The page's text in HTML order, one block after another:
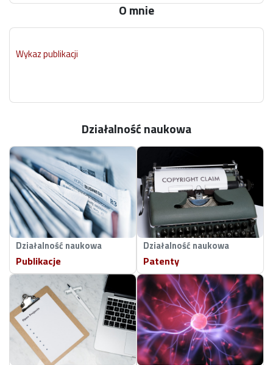
O mnie
Wykaz publikacji
Działalność naukowa
Działalność naukowa
Publikacje
Działalność naukowa
Patenty